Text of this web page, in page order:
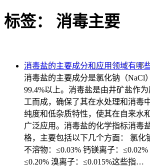
标签： 消毒主要
消毒盐的主要成分和应用领域有哪些
消毒盐的主要成分是氯化钠（NaCl
99.4%以上。消毒盐是由井矿盐作
工而成，确保了其在水处理和消毒
纯度和低杂质特性，使其在自来水
广泛应用。消毒盐的化学指标消毒
格，主要包括以下几个方面： 氯化
不溶物：≤0.03% 钙镁离子：≤0.02%
≤0.20% 溴离子：≤0.015%这些指…